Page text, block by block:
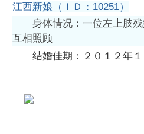
江西新娘（ＩＤ：10251）
身体情况：一位左上肢残
互相照顾
结婚佳期：２０１２年１